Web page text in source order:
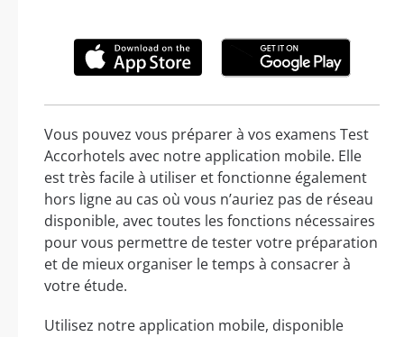
Vous pouvez vous préparer à vos examens Test
Accorhotels avec notre application mobile. Elle
est très facile à utiliser et fonctionne également
hors ligne au cas où vous n’auriez pas de réseau
disponible, avec toutes les fonctions nécessaires
pour vous permettre de tester votre préparation
et de mieux organiser le temps à consacrer à
votre étude.
Utilisez notre application mobile, disponible